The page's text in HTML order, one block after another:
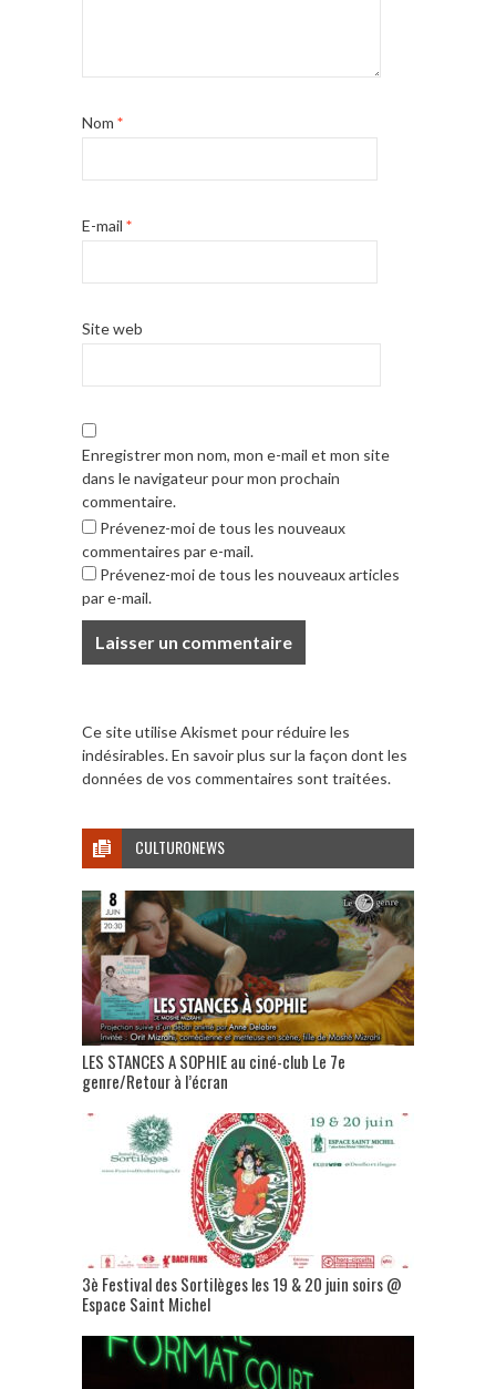
Nom *
E-mail *
Site web
Enregistrer mon nom, mon e-mail et mon site
dans le navigateur pour mon prochain
commentaire.
Prévenez-moi de tous les nouveaux
commentaires par e-mail.
Prévenez-moi de tous les nouveaux articles
par e-mail.
Ce site utilise Akismet pour réduire les
indésirables.En savoir plus sur la façon dont les
données de vos commentaires sont traitées.
CULTURONEWS
LES STANCES A SOPHIE au ciné-club Le 7e
genre/Retour à l’écran
3è Festival des Sortilèges les 19 & 20 juin soirs @
Espace Saint Michel